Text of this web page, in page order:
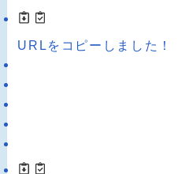
URLをコピーしました！